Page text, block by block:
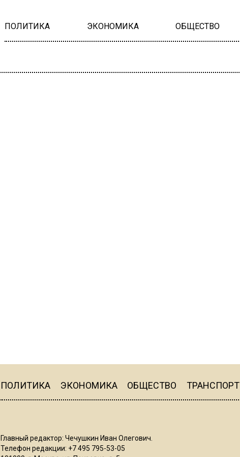
ПОЛИТИКА ЭКОНОМИКА ОБЩЕСТВО
ПОЛИТИКА ЭКОНОМИКА ОБЩЕСТВО ТРАНСПОРТ
Главный редактор: Чечушкин Иван Олегович.
Телефон редакции: +7 495 795-53-05